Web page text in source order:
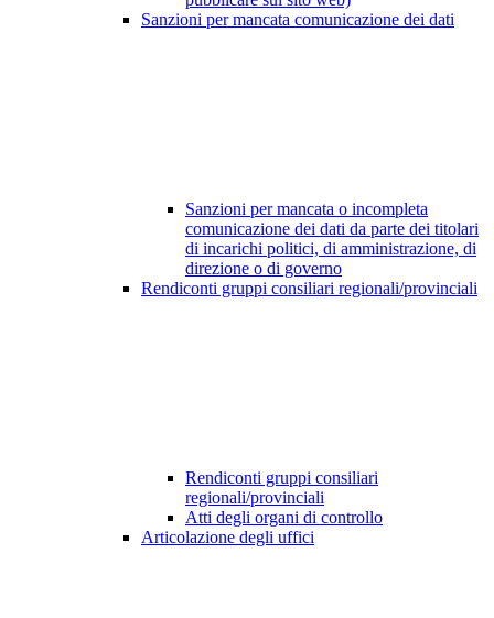
Sanzioni per mancata comunicazione dei dati
Sanzioni per mancata o incompleta
comunicazione dei dati da parte dei titolari
di incarichi politici, di amministrazione, di
direzione o di governo
Rendiconti gruppi consiliari regionali/provinciali
Rendiconti gruppi consiliari
regionali/provinciali
Atti degli organi di controllo
Articolazione degli uffici